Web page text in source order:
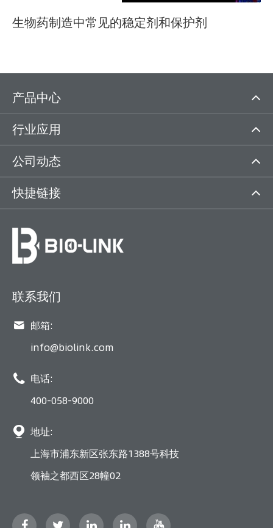
生物药制造中常见的稳定剂和保护剂
产品中心
行业应用
公司动态
快捷链接
联系我们
 邮箱:
info@biolink.com
 电话:
400-058-9000
 地址:
上海市浦东新区张东路1388号科技
领袖之都西区28幢02